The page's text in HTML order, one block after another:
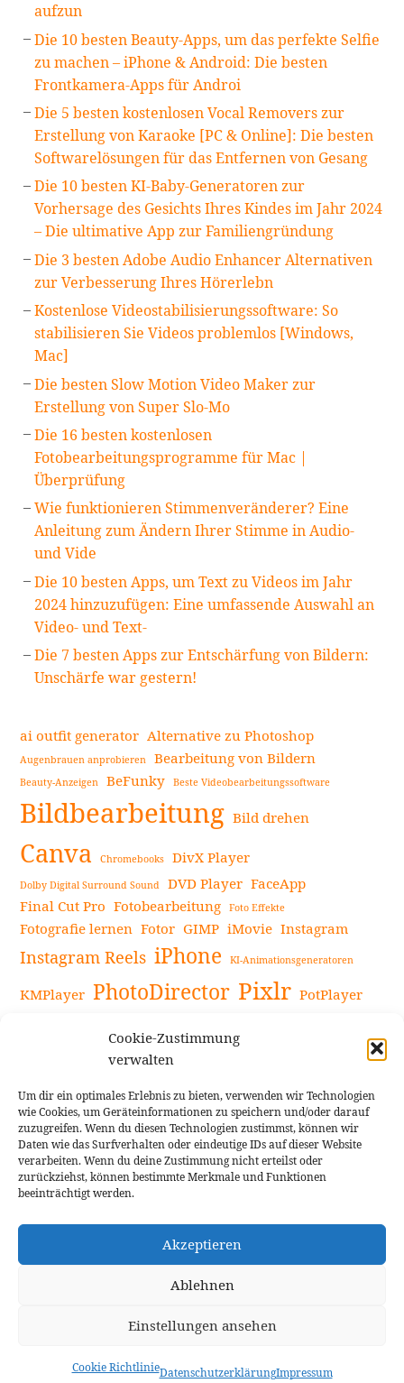
Cookie-Zustimmung
verwalten
Um dir ein optimales Erlebnis zu bieten, verwenden wir Technologien
wie Cookies, um Geräteinformationen zu speichern und/oder darauf
zuzugreifen. Wenn du diesen Technologien zustimmst, können wir
Daten wie das Surfverhalten oder eindeutige IDs auf dieser Website
verarbeiten. Wenn du deine Zustimmung nicht erteilst oder
zurückziehst, können bestimmte Merkmale und Funktionen
beeinträchtigt werden.
Akzeptieren
Ablehnen
Einstellungen ansehen
Cookie RichtlinieDatenschutzerklärungImpressum
aufzun
Die 10 besten Beauty-Apps, um das perfekte Selfie
zu machen – iPhone & Android: Die besten
Frontkamera-Apps für Androi
Die 5 besten kostenlosen Vocal Removers zur
Erstellung von Karaoke [PC & Online]: Die besten
Softwarelösungen für das Entfernen von Gesang
Die 10 besten KI-Baby-Generatoren zur
Vorhersage des Gesichts Ihres Kindes im Jahr 2024
– Die ultimative App zur Familiengründung
Die 3 besten Adobe Audio Enhancer Alternativen
zur Verbesserung Ihres Hörerlebn
Kostenlose Videostabilisierungssoftware: So
stabilisieren Sie Videos problemlos [Windows,
Mac]
Die besten Slow Motion Video Maker zur
Erstellung von Super Slo-Mo
Die 16 besten kostenlosen
Fotobearbeitungsprogramme für Mac |
Überprüfung
Wie funktionieren Stimmenveränderer? Eine
Anleitung zum Ändern Ihrer Stimme in Audio-
und Vide
Die 10 besten Apps, um Text zu Videos im Jahr
2024 hinzuzufügen: Eine umfassende Auswahl an
Video- und Text-
Die 7 besten Apps zur Entschärfung von Bildern:
Unschärfe war gestern!
ai outfit generator Alternative zu Photoshop
Augenbrauen anprobieren Bearbeitung von Bildern
Beauty-Anzeigen BeFunky Beste Videobearbeitungssoftware
Bildbearbeitung Bild drehen
Canva Chromebooks DivX Player
Dolby Digital Surround Sound DVD Player FaceApp
Final Cut Pro Fotobearbeitung Foto Effekte
Fotografie lernen Fotor GIMP iMovie Instagram
Instagram Reels iPhone KI-Animationsgeneratoren
KMPlayer PhotoDirector Pixlr PotPlayer
Snapseed
Videoaufnahmen Tipps Videobearbeitung
Videoeffekte Vlogit YouTube-Kanal YouTube-Videos
Cookie Richtlinie
Impressum
Theme: Rindby vonFlorian Brinkmann